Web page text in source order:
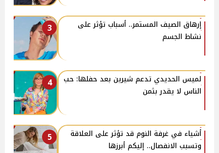
3
إرهاق الصيف المستمر.. أسباب تؤثر على
نشاط الجسم
4
لميس الحديدي تدعم شيرين بعد حفلها: حب
الناس لا يقدر بثمن
5
أشياء في غرفة النوم قد تؤثر على العلاقة
وتسبب الانفصال.. إليكم أبرزها